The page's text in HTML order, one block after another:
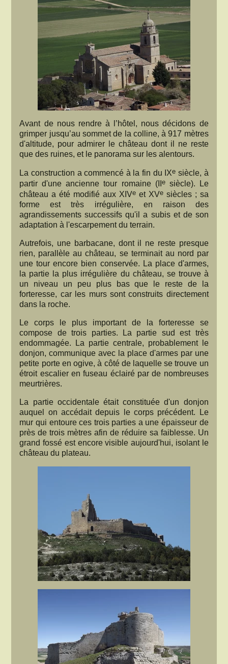
Avant de nous rendre à l’hôtel, nous décidons de
grimper jusqu’au sommet de la colline, à 917 mètres
d'altitude, pour admirer le château dont il ne reste
que des ruines, et le panorama sur les alentours.
La construction a commencé à la fin du IXe siècle, à
partir d'une ancienne tour romaine (II esiècle). Le
château a été modifié aux XIVe et XVesiècles ; sa
forme est très irrégulière, en raison des
agrandissements successifs qu'il a subis et de son
adaptation à l'escarpement du terrain.
Autrefois, une barbacane, dont il ne reste presque
rien, parallèle au château, se terminait au nord par
une tour encore bien conservée. La place d'armes,
la partie la plus irrégulière du château, se trouve à
un niveau un peu plus bas que le reste de la
forteresse, car les murs sont construits directement
dans la roche.
Le corps le plus important de la forteresse se
compose de trois parties. La partie sud est très
endommagée. La partie centrale, probablement le
donjon, communique avec la place d'armes par une
petite porte en ogive, à côté de laquelle se trouve un
étroit escalier en fuseau éclairé par de nombreuses
meurtrières.
La partie occidentale était constituée d'un donjon
auquel on accédait depuis le corps précédent. Le
mur qui entoure ces trois parties a une épaisseur de
près de trois mètres afin de réduire sa faiblesse. Un
grand fossé est encore visible aujourd'hui, isolant le
château du plateau.